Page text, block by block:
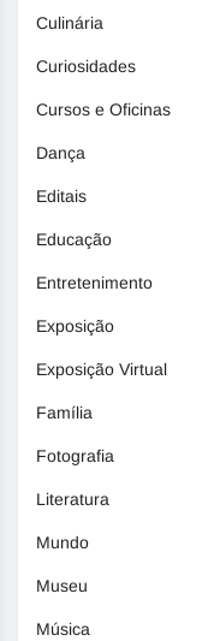
Culinária
Curiosidades
Cursos e Oficinas
Dança
Editais
Educação
Entretenimento
Exposição
Exposição Virtual
Família
Fotografia
Literatura
Mundo
Museu
Música